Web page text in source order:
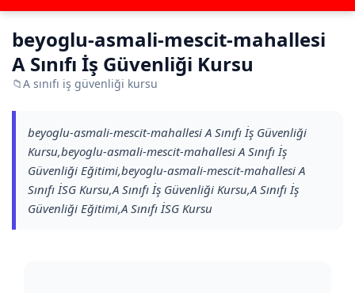
beyoglu-asmali-mescit-mahallesi
A Sınıfı İş Güvenliği Kursu
📁A sınıfı iş güvenliği kursu
beyoglu-asmali-mescit-mahallesi A Sınıfı İş Güvenliği
Kursu,beyoglu-asmali-mescit-mahallesi A Sınıfı İş
Güvenliği Eğitimi,beyoglu-asmali-mescit-mahallesi A
Sınıfı İSG Kursu,A Sınıfı İş Güvenliği Kursu,A Sınıfı İş
Güvenliği Eğitimi,A Sınıfı İSG Kursu